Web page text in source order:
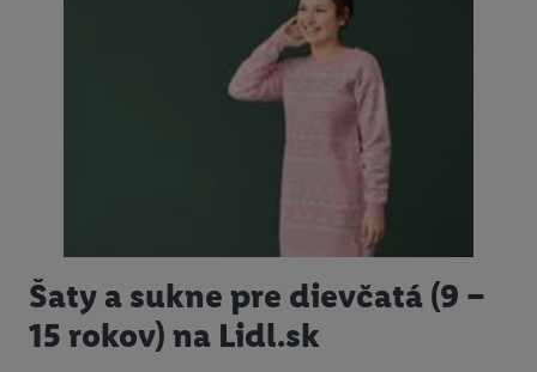
Šaty a sukne pre dievčatá (9 –
15 rokov) na Lidl.sk